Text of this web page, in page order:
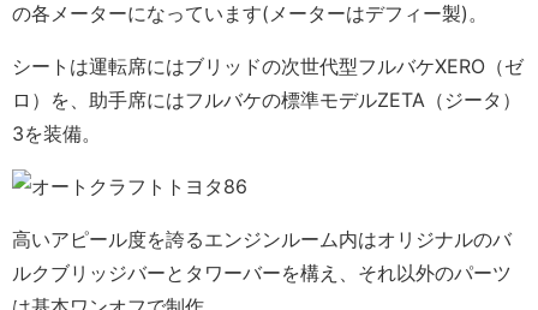
の各メーターになっています(メーターはデフィー製)。
シートは運転席にはブリッドの次世代型フルバケXERO（ゼ
ロ）を、助手席にはフルバケの標準モデルZETA（ジータ）
3を装備。
高いアピール度を誇るエンジンルーム内はオリジナルのバ
ルクブリッジバーとタワーバーを構え、それ以外のパーツ